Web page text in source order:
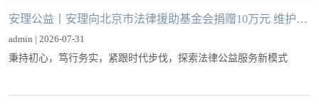
安理公益丨安理向北京市法律援助基金会捐赠10万元 维护弱势群体合法权益
admin | 2026-07-31
秉持初心，笃行务实，紧跟时代步伐，探索法律公益服务新模式